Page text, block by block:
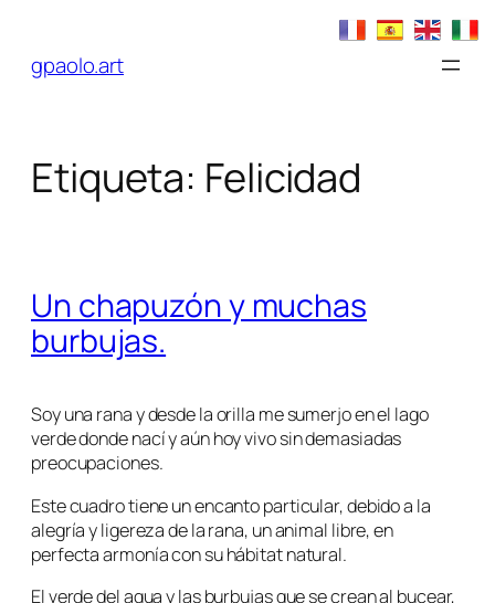
contenido
gpaolo.art
Etiqueta: Felicidad
Un chapuzón y muchas
burbujas.
Soy una rana y desde la orilla me sumerjo en el lago
verde donde nací y aún hoy vivo sin demasiadas
preocupaciones.
Este cuadro tiene un encanto particular, debido a la
alegría y ligereza de la rana, un animal libre, en
perfecta armonía con su hábitat natural.
El verde del agua y las burbujas que se crean al bucear,